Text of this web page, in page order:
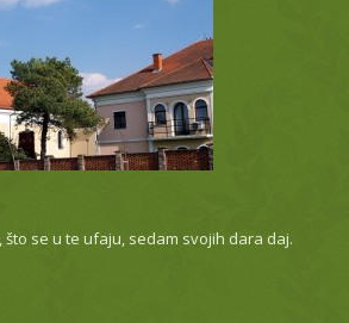
što se u te ufaju, sedam svojih dara daj.